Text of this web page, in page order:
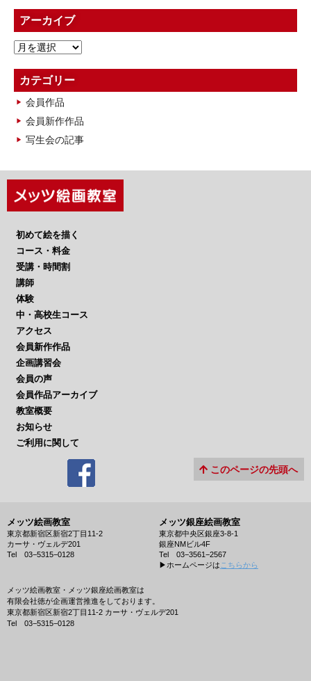
アーカイブ
ア
カ
イ
ブ
カテゴリー
会員作品
会員新作作品
写生会の記事
初めて絵を描く
コース・料金
受講・時間割
講師
体験
中・高校生コース
アクセス
会員新作作品
企画講習会
会員の声
会員作品アーカイブ
教室概要
お知らせ
ご利用に関して
このページの先頭へ
メッツ絵画教室
東京都新宿区新宿2丁目11-2
カーサ・ヴェルデ201
Tel 03−5315−0128
メッツ銀座絵画教室
東京都中央区銀座3-8-1
銀座NMビル4F
Tel 03−3561−2567
▶︎ホームページは こちらから
メッツ絵画教室・メッツ銀座絵画教室は
有限会社徳が企画運営推進をしております。
東京都新宿区新宿2丁目11-2 カーサ・ヴェルデ201
Tel 03−5315−0128